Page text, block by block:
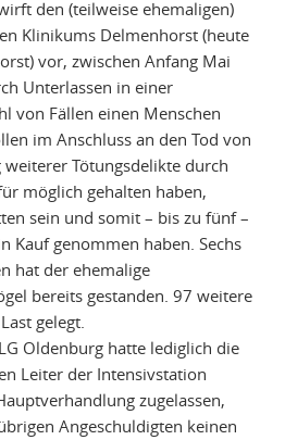
den (teilweise ehemaligen)
Klinikums Delmenhorst (heute
vor, zwischen Anfang Mai
Unterlassen in einer
von Fällen einen Menschen
im Anschluss an den Tod von
weiterer Tötungsdelikte durch
möglich gehalten haben,
sein und somit – bis zu fünf –
Kauf genommen haben. Sechs
hat der ehemalige
bereits gestanden. 97 weitere
gelegt.
Oldenburg hatte lediglich die
Leiter der Intensivstation
zugelassen,
Angeschuldigten keinen